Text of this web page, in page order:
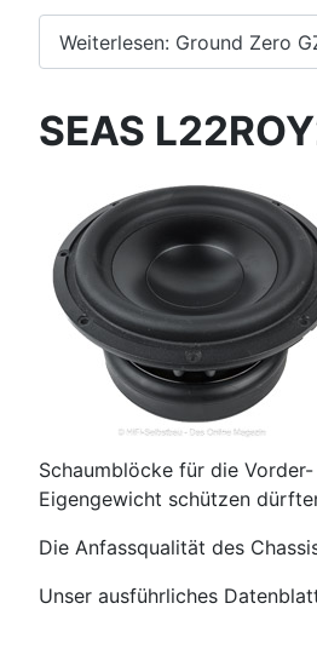
Weiterlesen: Ground Zero
SEAS
Schaumblöcke für die
Eigengewicht schützen
Die Anfassqualität des
Unser ausführliches